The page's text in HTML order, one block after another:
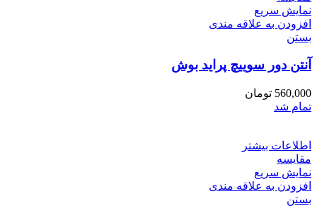
نمایش سریع
افزودن به علاقه مندی
بستن
آنتن دور سوییچ پراید بوش
560,000 تومان
تمام شد
اطلاعات بیشتر
مقایسه
نمایش سریع
افزودن به علاقه مندی
بستن